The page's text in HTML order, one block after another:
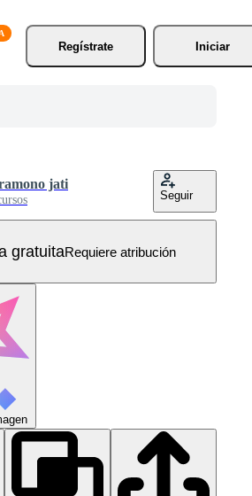
Regístrate
Iniciar
jati
Seguir
gratuitaRequiere atribución